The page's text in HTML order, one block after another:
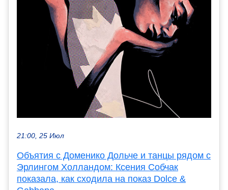
21:00, 25 Июл
Объятия с Доменико Дольче и танцы рядом с
Эрлингом Холландом: Ксения Собчак
показала, как сходила на показ Dolce &